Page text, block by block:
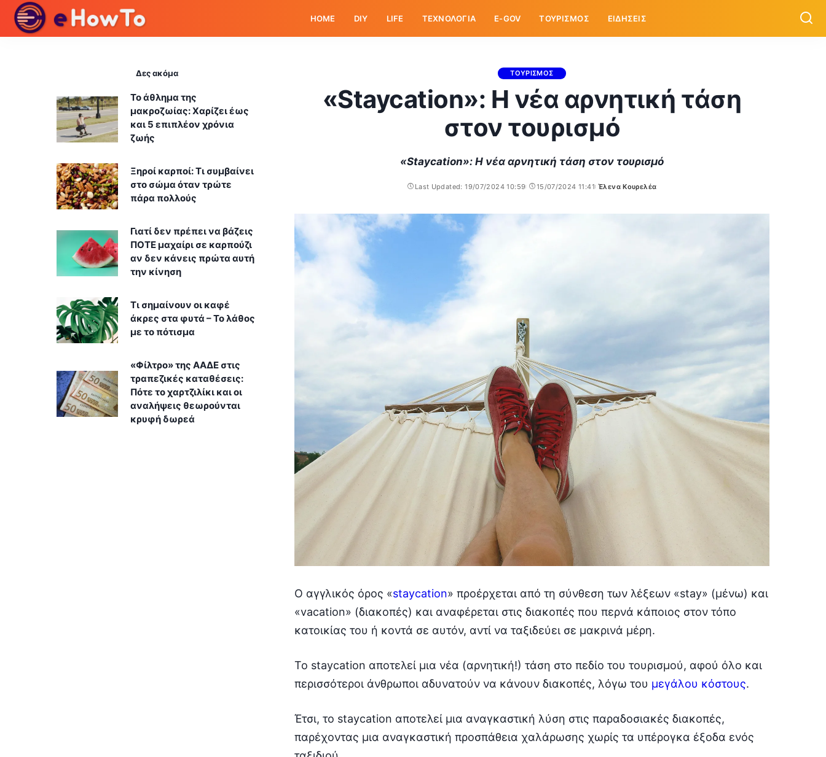
HOME DIY LIFE ΤΕΧΝΟΛΟΓΙΑ E-GOV ΤΟΥΡΙΣΜΟΣ ΕΙΔΗΣΕΙΣ
ΤΟΥΡΙΣΜΟΣ
«Staycation»: Η νέα αρνητική τάση
στον τουρισμό
«Staycation»: Η νέα αρνητική τάση στον τουρισμό
Last Updated: 19/07/2024 10:59 15/07/2024 11:41
Posted
Έλενα Κουρελέα
Ο αγγλικός όρος «staycation» προέρχεται από τη σύνθεση των λέξεων «stay» (μένω) και
«vacation» (διακοπές) και αναφέρεται στις διακοπές που περνά κάποιος στον τόπο
κατοικίας του ή κοντά σε αυτόν, αντί να ταξιδεύει σε μακρινά μέρη.
Το staycation αποτελεί μια νέα (αρνητική!) τάση στο πεδίο του τουρισμού, αφού όλο και
περισσότεροι άνθρωποι αδυνατούν να κάνουν διακοπές, λόγω του μεγάλου κόστους.
Έτσι, το staycation αποτελεί μια αναγκαστική λύση στις παραδοσιακές διακοπές,
παρέχοντας μια αναγκαστική προσπάθεια χαλάρωσης χωρίς τα υπέρογκα έξοδα ενός
Δες ακόμα
Το άθλημα της
μακροζωίας: Χαρίζει έως
και 5 επιπλέον χρόνια
ζωής
Ξηροί καρποί: Τι συμβαίνει
στο σώμα όταν τρώτε
πάρα πολλούς
Γιατί δεν πρέπει να βάζεις
ΠΟΤΕ μαχαίρι σε καρπούζι
αν δεν κάνεις πρώτα αυτή
την κίνηση
Τι σημαίνουν οι καφέ
άκρες στα φυτά – Το λάθος
με το πότισμα
«Φίλτρο» της ΑΑΔΕ στις
τραπεζικές καταθέσεις:
Πότε το χαρτζιλίκι και οι
αναλήψεις θεωρούνται
κρυφή δωρεά